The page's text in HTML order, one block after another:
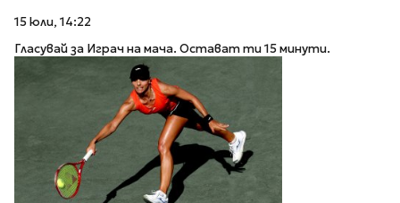
15 юли, 14:22
Гласувай за Играч на мача. Остават ти 15 минути.